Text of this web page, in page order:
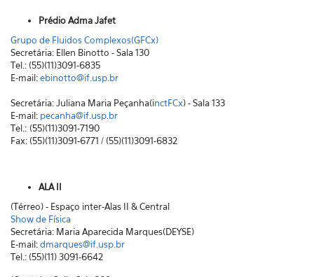
Prédio Adma Jafet
Grupo de Fluidos Complexos(GFCx)
Secretária: Ellen Binotto - Sala 130
Tel.: (55)(11)3091-6835
E-mail:ebinotto@if.usp.br
Secretária: Juliana Maria Peçanha(inctFCx) - Sala 133
E-mail: pecanha@if.usp.br
Tel.: (55)(11)3091-7190
Fax: (55)(11)3091-6771 / (55)(11)3091-6832
ALA II
(Térreo) - Espaço inter-Alas II & Central
Show de Física
Secretária: Maria Aparecida Marques(DEYSE)
E-mail:dmarques@if.usp.br
Tel.: (55)(11) 3091-6642